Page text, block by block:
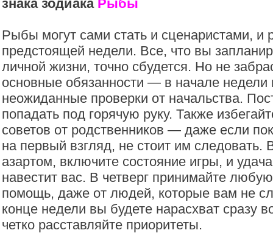
знака зодиакаРыбы
Рыбы могут сами стать и сценаристами, и
предстоящей недели. Все, что вы
личной жизни, точно сбудется. Но не
основные обязанности — в начале
неожиданные проверки от начальства.
попадать под горячую руку. Также
советов от родственников — даже если
на первый взгляд, не стоит им следовать.
азартом, включите состояние игры, и
навестит вас. В четверг принимайте
помощь, даже от людей, которые вам не
конце недели вы будете нарасхват сразу
четко расставляйте приоритеты.